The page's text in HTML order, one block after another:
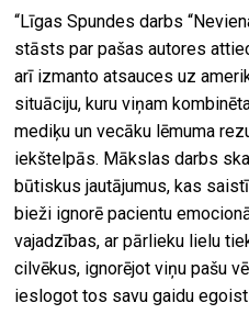
“Līgas Spundes darbs
stāsts par pašas autores
arī izmanto atsauces uz
situāciju, kuru viņam
mediķu un vecāku lēmuma
iekštelpās. Mākslas darbs
būtiskus jautājumus, kas
bieži ignorē pacientu
vajadzības, ar pārlieku lielu
cilvēkus, ignorējot viņu pašu
ieslogot tos savu gaidu